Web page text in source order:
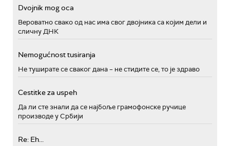
Dvojnik mog oca
Вероватно свако од нас има свог двојника са којим дели и
сличну ДНК
Nemogućnost tusiranja
Не туширате се сваког дана – не стидите се, то је здраво
Cestitke za uspeh
Да ли сте знали да се најбоље грамофонске ручице
производе у Србији
Re: Eh...